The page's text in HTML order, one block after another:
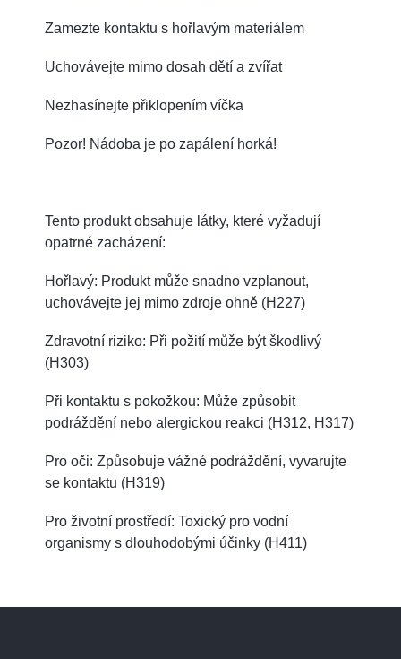
Zamezte kontaktu s hořlavým materiálem
Uchovávejte mimo dosah dětí a zvířat
Nezhasínejte přiklopením víčka
Pozor! Nádoba je po zapálení horká!
Tento produkt obsahuje látky, které vyžadují
opatrné zacházení:
Hořlavý: Produkt může snadno vzplanout,
uchovávejte jej mimo zdroje ohně (H227)
Zdravotní riziko: Při požití může být škodlivý
(H303)
Při kontaktu s pokožkou: Může způsobit
podráždění nebo alergickou reakci (H312, H317)
Pro oči: Způsobuje vážné podráždění, vyvarujte
se kontaktu (H319)
Pro životní prostředí: Toxický pro vodní
organismy s dlouhodobými účinky (H411)